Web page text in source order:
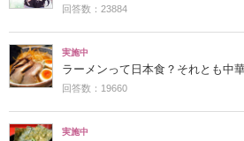
回答数：23884
実施中
ラーメンって日本食？それとも中
回答数：19660
実施中